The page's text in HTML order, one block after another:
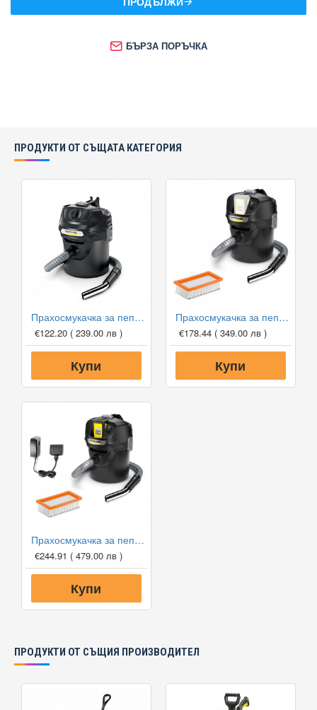
БЪРЗА ПОРЪЧКА
ПРОДУКТИ ОТ СЪЩАТА КАТЕГОРИЯ
Прахосмукачка за пепел Karcher AD 2
€122.20 ( 239.00 лв )
Купи
Прахосмукачка за пепел Karcher AD 2 Battery (без батерия)
€178.44 ( 349.00 лв )
Купи
Прахосмукачка за пепел Karcher AD 2 Battery Set
€244.91 ( 479.00 лв )
Купи
ПРОДУКТИ ОТ СЪЩИЯ ПРОИЗВОДИТЕЛ